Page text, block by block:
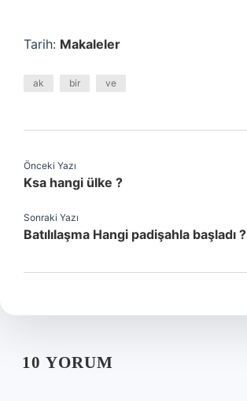
Tarih: Makaleler
ak bir ve
Önceki Yazı
Ksa hangi ülke ?
Sonraki Yazı
Batılılaşma Hangi padişahla başladı ?
10 YORUM